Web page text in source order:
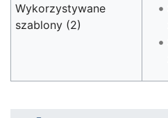
Wykorzystywane
szablony (2)